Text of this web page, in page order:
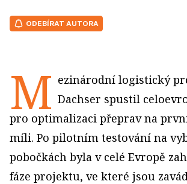
ODEBÍRAT AUTORA
M ezinárodní logistický
Dachser spustil
pro optimalizaci přeprav na
míli. Po pilotním testování na
pobočkách byla v celé Evropě
fáze projektu, ve které jsou